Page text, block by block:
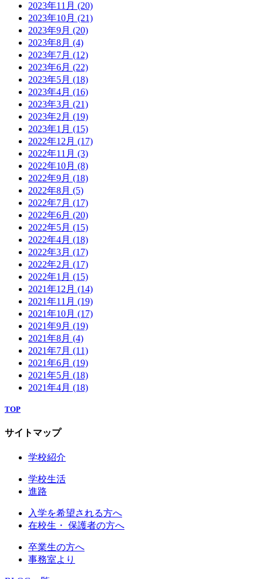
2023年11月 (20)
2023年10月 (21)
2023年9月 (20)
2023年8月 (4)
2023年7月 (12)
2023年6月 (22)
2023年5月 (18)
2023年4月 (16)
2023年3月 (21)
2023年2月 (19)
2023年1月 (15)
2022年12月 (17)
2022年11月 (3)
2022年10月 (8)
2022年9月 (18)
2022年8月 (5)
2022年7月 (17)
2022年6月 (20)
2022年5月 (15)
2022年4月 (18)
2022年3月 (17)
2022年2月 (17)
2022年1月 (15)
2021年12月 (14)
2021年11月 (19)
2021年10月 (17)
2021年9月 (19)
2021年8月 (4)
2021年7月 (11)
2021年6月 (19)
2021年5月 (18)
2021年4月 (18)
TOP
サイトマップ
学校紹介
学校生活
進路
入学を希望される方へ
在校生・ 保護者の方へ
卒業生の方へ
事務室より